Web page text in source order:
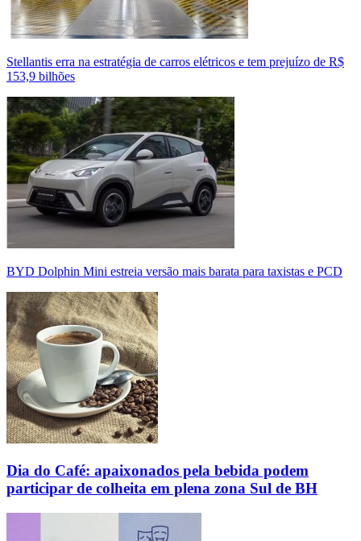
Stellantis erra na estratégia de carros elétricos e tem prejuízo de R$
153,9 bilhões
BYD Dolphin Mini estreia versão mais barata para taxistas e PCD
Dia do Café: apaixonados pela bebida podem
participar de colheita em plena zona Sul de BH